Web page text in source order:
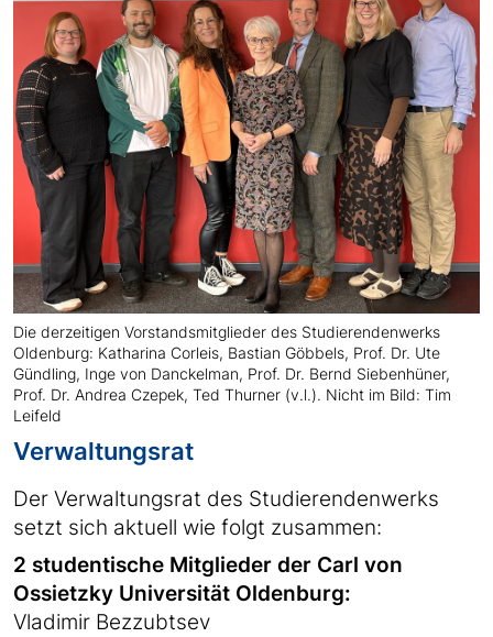
Die derzeitigen Vorstandsmitglieder des Studierendenwerks
Oldenburg: Katharina Corleis, Bastian Göbbels, Prof. Dr. Ute
Gündling, Inge von Danckelman, Prof. Dr. Bernd Siebenhüner,
Prof. Dr. Andrea Czepek, Ted Thurner (v.l.). Nicht im Bild: Tim
Leifeld
Verwaltungsrat
Der Verwaltungsrat des Studierendenwerks
setzt sich aktuell wie folgt zusammen:
2 studentische Mitglieder der Carl von
Ossietzky Universität Oldenburg:
Vladimir Bezzubtsev